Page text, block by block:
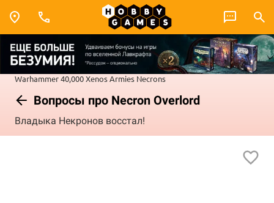
Warhammer 40,000Xenos Armies Necrons
Вопросы про Necron Overlord
Владыка Некронов восстал!